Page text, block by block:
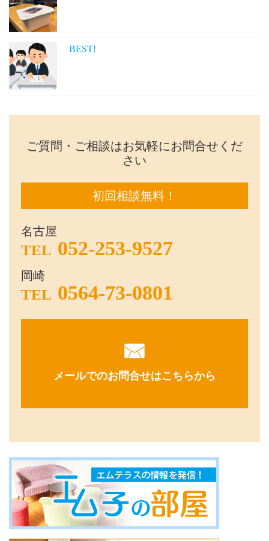
BEST!
ご質問・ご相談はお気軽にお問合せくだ
さい
初回相談無料！
名古屋
TEL 052-253-9527
岡崎
TEL 0564-73-0801
メールでのお問合せはこちらから